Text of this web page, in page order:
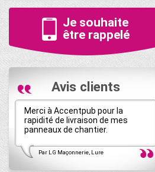
Je souhaite
être rappelé
Avis clients
Merci à Accentpub pour la
rapidité de livraison de mes
panneaux de chantier.
Par LG Maçonnerie, Lure